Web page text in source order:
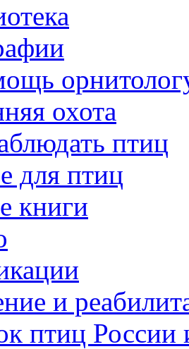
охота
птиц
для птиц
книги
и
птиц России